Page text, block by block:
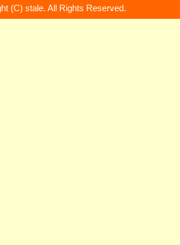
(C) stale. All Rights Reserved.